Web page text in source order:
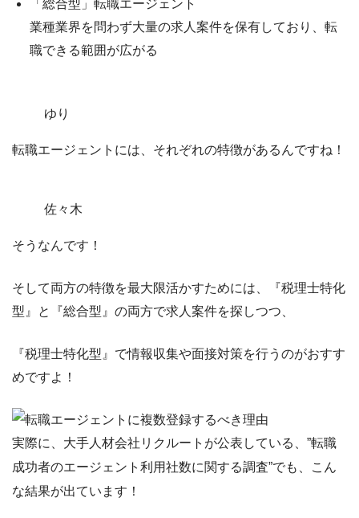
「総合型」転職エージェント
業種業界を問わず大量の求人案件を保有しており、転
職できる範囲が広がる
ゆり
転職エージェントには、それぞれの特徴があるんですね！
佐々木
そうなんです！
そして両方の特徴を最大限活かすためには、
『税理士特化
型』と『総合型』の両方で求人案件を探しつつ、
『税理士特化型』で情報収集や面接対策を行う のがおすす
めですよ！
実際に、大手人材会社リクルートが公表している、”転職
成功者のエージェント利用社数に関する調査”でも、こん
な結果が出ています！